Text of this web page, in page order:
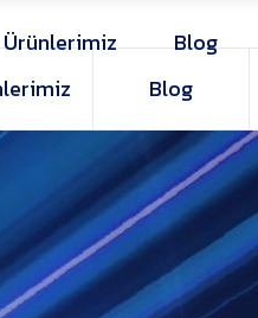
Blog
Ürünlerimiz Blog